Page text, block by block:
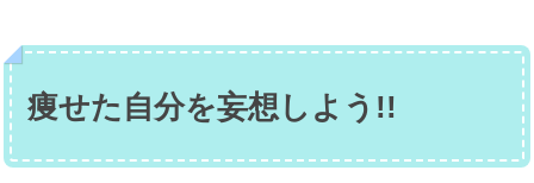
痩せた自分を妄想しよう!!